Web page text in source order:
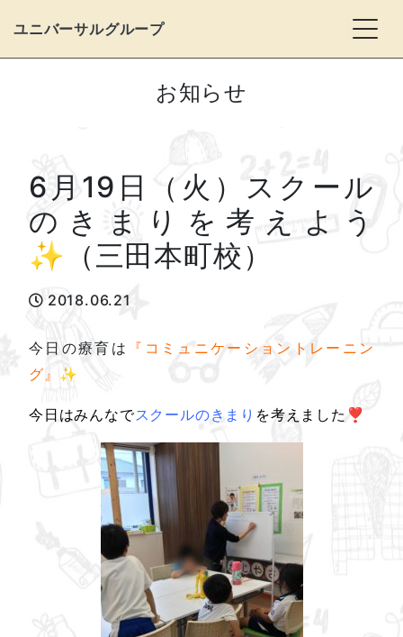
ユニバーサルグループ
お知らせ
6月19日（火）スクール
のきまりを考えよう
✨（三田本町校）
2018.06.21
今日の療育は 『コミュニケーショントレーニン
グ』✨
今日はみんなでスクールのきまり を考えました❣